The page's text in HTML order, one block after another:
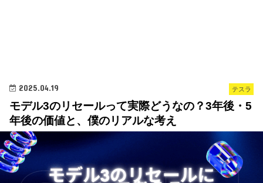
テスラ
2025.04.19
モデル3のリセールって実際どうなの？3年後・5
年後の価値と、僕のリアルな考え